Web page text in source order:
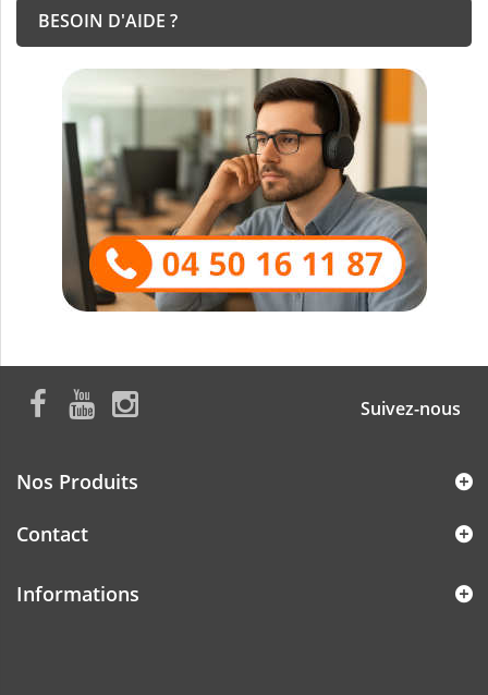
BESOIN D'AIDE ?
Suivez-nous
Nos Produits
Contact
Informations